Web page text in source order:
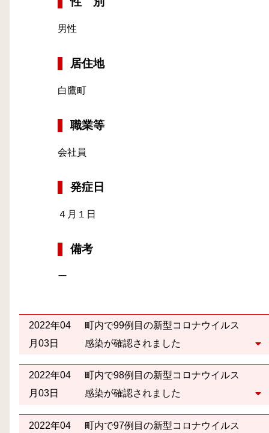
男性
居住地
白鷹町
職業等
会社員
発症日
４月１日
備考
ー
2022年04
月03日
町内で99例目の新型コロナウイルス
感染が確認されました
2022年04
月03日
町内で98例目の新型コロナウイルス
感染が確認されました
2022年04
町内で97例目の新型コロナウイルス